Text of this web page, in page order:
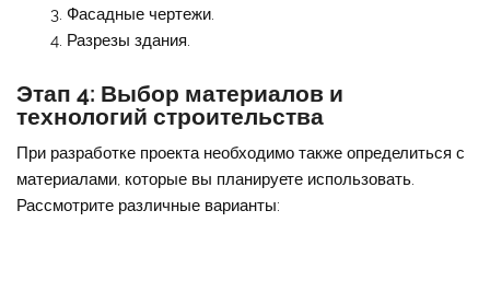
Фасадные чертежи.
Разрезы здания.
Этап 4: Выбор материалов и
технологий строительства
При разработке проекта необходимо также определиться с
материалами, которые вы планируете использовать.
Рассмотрите различные варианты: